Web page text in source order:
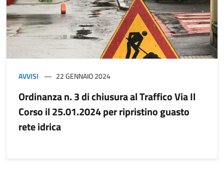
AVVISI 22 GENNAIO 2024
Ordinanza n. 3 di chiusura al Traffico Via Il
Corso il 25.01.2024 per ripristino guasto
rete idrica